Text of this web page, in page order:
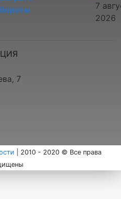
7
2026
7
| 2010 - 2020 © Все права